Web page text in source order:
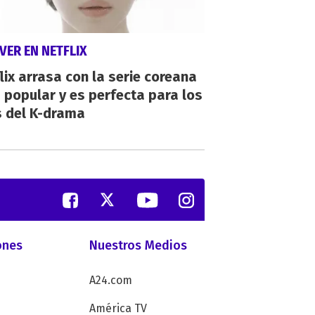
EN NETFLIX
arrasa con la serie coreana
popular y es perfecta para los
del K-drama
Nuestros Medios
A24.com
América TV